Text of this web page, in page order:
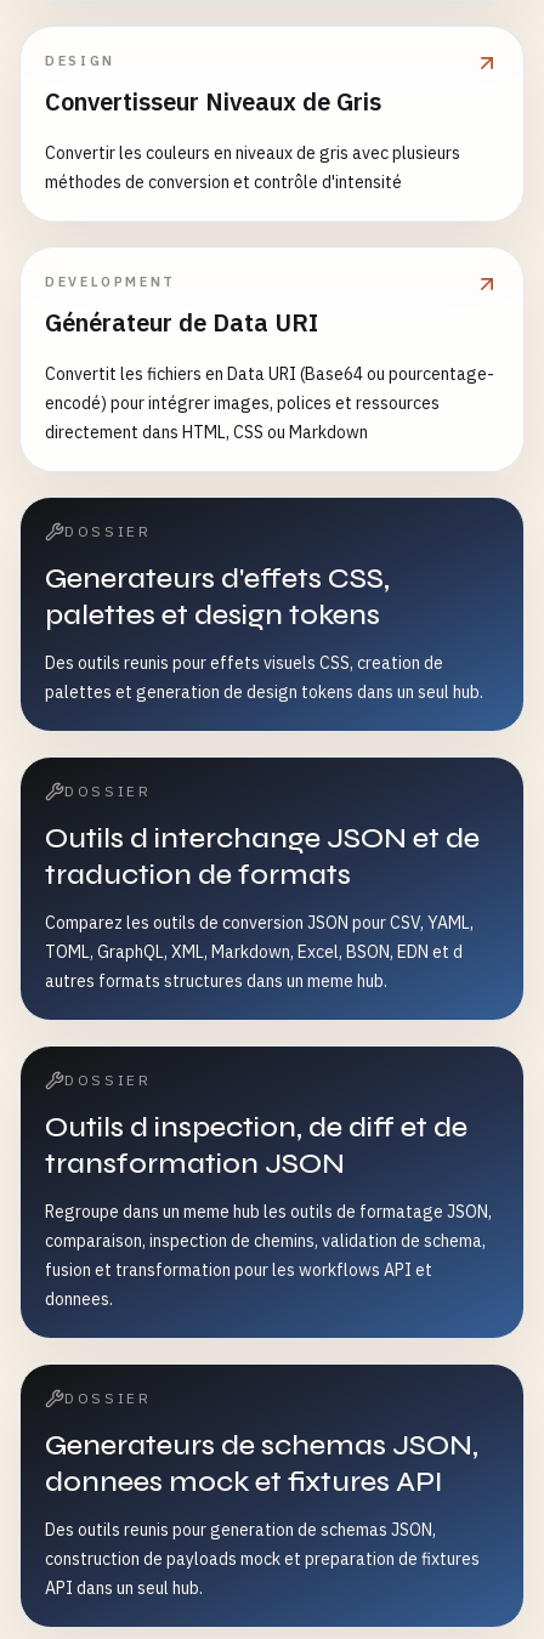
DESIGN
Convertisseur Niveaux de Gris
Convertir les couleurs en niveaux de gris avec plusieurs
méthodes de conversion et contrôle d'intensité
DEVELOPMENT
Générateur de Data URI
Convertit les fichiers en Data URI (Base64 ou pourcentage-
encodé) pour intégrer images, polices et ressources
directement dans HTML, CSS ou Markdown
DOSSIER
Generateurs d'effets CSS,
palettes et design tokens
Des outils reunis pour effets visuels CSS, creation de
palettes et generation de design tokens dans un seul hub.
DOSSIER
Outils d interchange JSON et de
traduction de formats
Comparez les outils de conversion JSON pour CSV, YAML,
TOML, GraphQL, XML, Markdown, Excel, BSON, EDN et d
autres formats structures dans un meme hub.
DOSSIER
Outils d inspection, de diff et de
transformation JSON
Regroupe dans un meme hub les outils de formatage JSON,
comparaison, inspection de chemins, validation de schema,
fusion et transformation pour les workflows API et
donnees.
DOSSIER
Generateurs de schemas JSON,
donnees mock et fixtures API
Des outils reunis pour generation de schemas JSON,
construction de payloads mock et preparation de fixtures
API dans un seul hub.